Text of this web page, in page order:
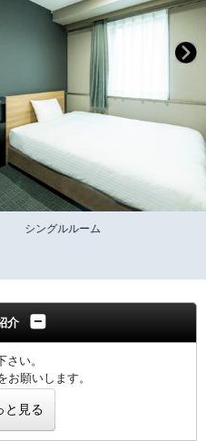
ルルーム
介
い。
お願いします。
と見る